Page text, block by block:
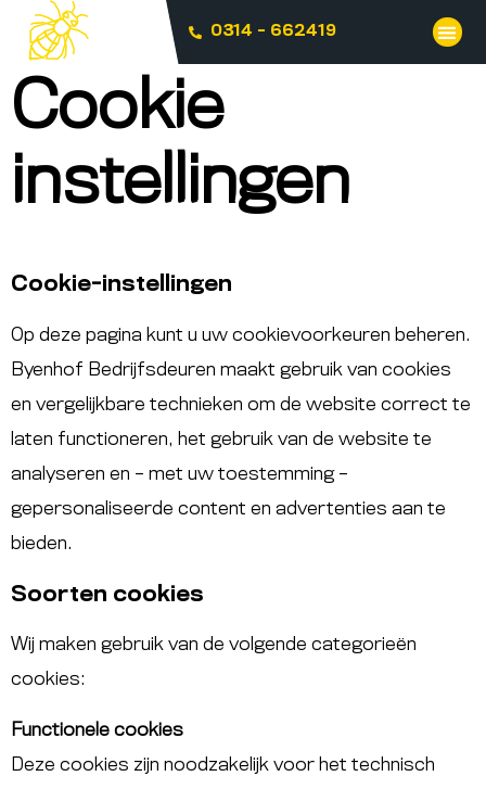
0314 - 662419
Cookie
instellingen
Cookie-instellingen
Op deze pagina kunt u uw cookievoorkeuren beheren.
Byenhof Bedrijfsdeuren maakt gebruik van cookies
en vergelijkbare technieken om de website correct te
laten functioneren, het gebruik van de website te
analyseren en – met uw toestemming –
gepersonaliseerde content en advertenties aan te
bieden.
Soorten cookies
Wij maken gebruik van de volgende categorieën
cookies:
Functionele cookies
Deze cookies zijn noodzakelijk voor het technisch